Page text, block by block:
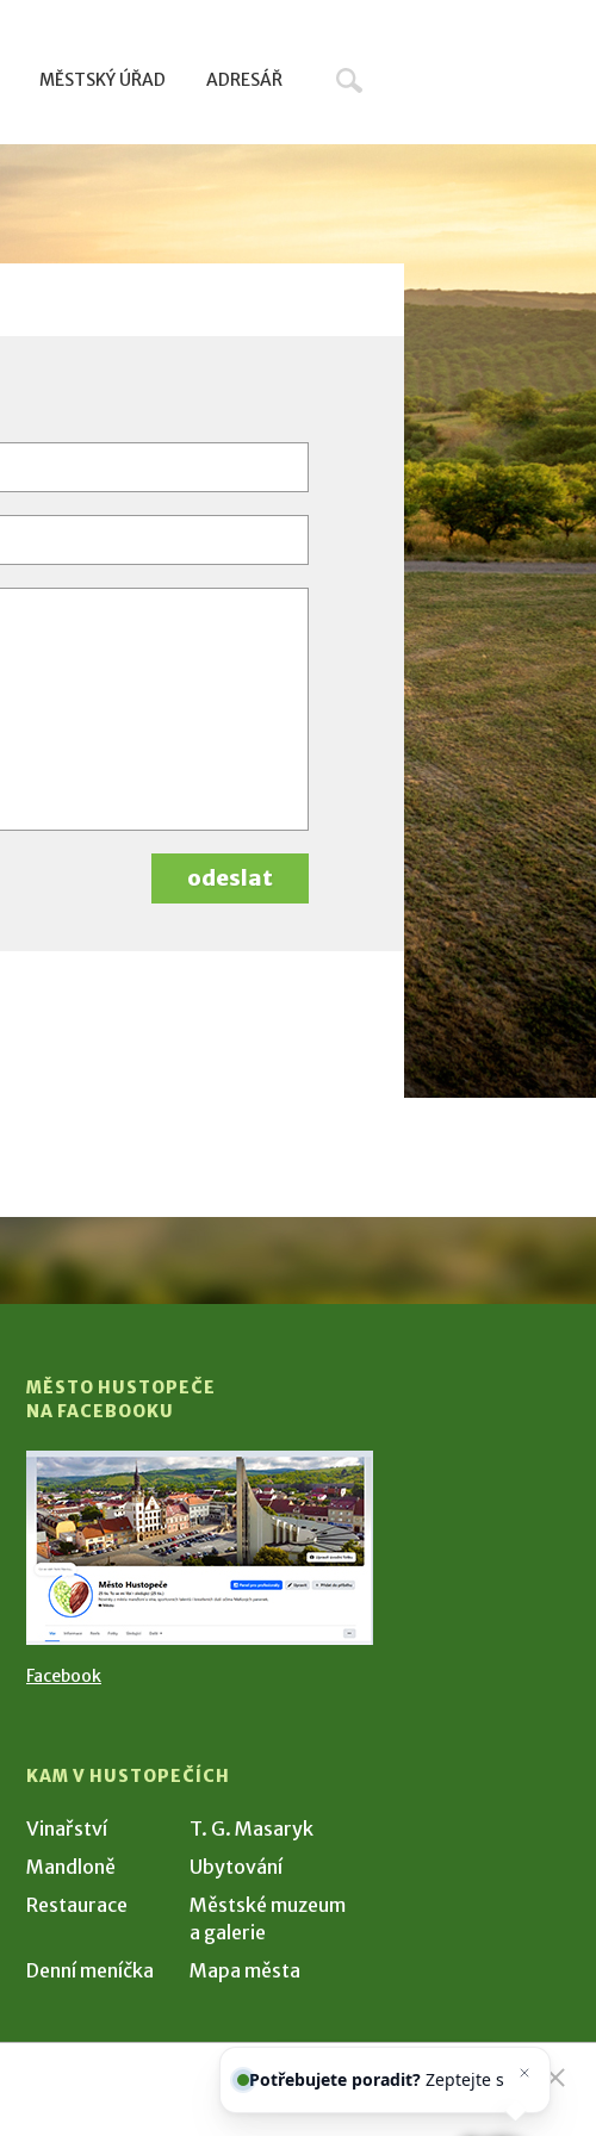
MĚSTSKÝ ÚŘAD ADRESÁŘ
odeslat
MĚSTO HUSTOPEČE
NA FACEBOOKU
Facebook
KAM V HUSTOPEČÍCH
Vinařství
T. G. Masaryk
Mandloně
Ubytování
Restaurace
Městské muzeum
a galerie
Denní meníčka
Mapa města
našeho asistentaCh